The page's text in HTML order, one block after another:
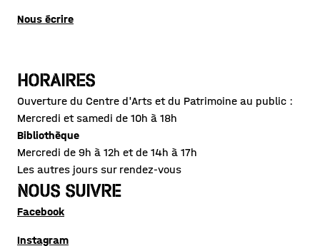
Nous écrire
HORAIRES
Ouverture du Centre d'Arts et du Patrimoine au public :
Mercredi et samedi de 10h à 18h
Bibliothèque
Mercredi de 9h à 12h et de 14h à 17h
Les autres jours sur rendez-vous
NOUS SUIVRE
Facebook
Instagram